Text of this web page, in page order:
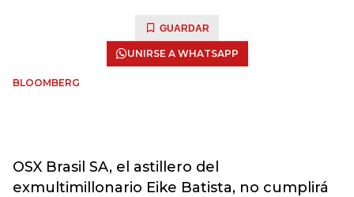
GUARDAR
UNIRSE A WHATSAPP
BLOOMBERG
OSX Brasil SA, el astillero del
exmultimillonario Eike Batista, no cumplirá